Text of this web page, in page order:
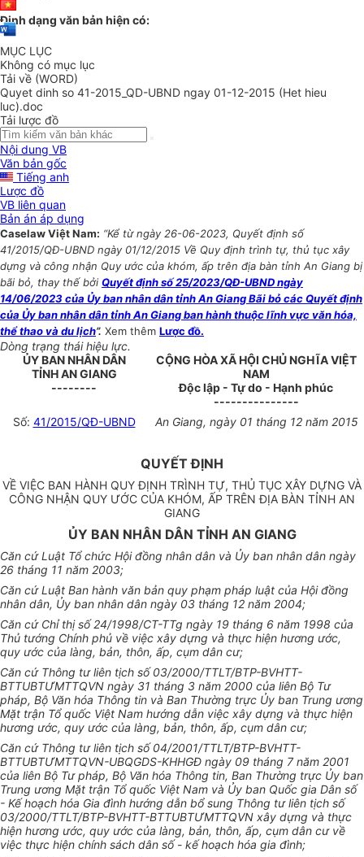
Định dạng văn bản hiện có:
MỤC LỤC
Không có mục lục
Tải về (WORD)
Quyet dinh so 41-2015_QD-UBND ngay 01-12-2015 (Het hieu
luc).doc
Tải lược đồ
Nội dung VB
Văn bản gốc
Tiếng anh
Lược đồ
VB liên quan
Bản án áp dụng
Caselaw Việt Nam: “Kể từ ngày 26-06-2023, Quyết định số
41/2015/QĐ-UBND ngày 01/12/2015 Về Quy định trình tự, thủ tục xây
dựng và công nhận Quy ước của khóm, ấp trên địa bàn tỉnh An Giang bị
bãi bỏ, thay thế bởi Quyết định số 25/2023/QĐ-UBND ngày
14/06/2023 của Ủy ban nhân dân tỉnh An Giang Bãi bỏ các Quyết định
của Ủy ban nhân dân tỉnh An Giang ban hành thuộc lĩnh vực văn hóa,
thể thao và du lịch”. Xem thêm Lược đồ.
Dòng trạng thái hiệu lực.
ỦY BAN NHÂN DÂN
TỈNH AN GIANG
--------
CỘNG HÒA XÃ HỘI CHỦ NGHĨA VIỆT
NAM
Độc lập - Tự do - Hạnh phúc
---------------
Số: 41/2015/QĐ-UBND An Giang, ngày 01 tháng 12 năm 2015
QUYẾT ĐỊNH
VỀ VIỆC BAN HÀNH QUY ĐỊNH TRÌNH TỰ, THỦ TỤC XÂY DỰNG VÀ
CÔNG NHẬN QUY ƯỚC CỦA KHÓM, ẤP TRÊN ĐỊA BÀN TỈNH AN
GIANG
ỦY BAN NHÂN DÂN TỈNH AN GIANG
Căn cứ Luật Tổ chức Hội đồng nhân dân và Ủy ban nhân dân ngày
26 tháng 11 năm 2003;
Căn cứ Luật Ban hành văn bản quy phạm pháp luật của Hội đồng
nhân dân, Ủy ban nhân dân ngày 03 tháng 12 năm 2004;
Căn cứ Chỉ thị số 24/1998/CT-TTg ngày 19 tháng 6 năm 1998 của
Thủ tướng Chính phủ về việc xây dựng và thực hiện hương ước,
quy ước của làng, bản, thôn, ấp, cụm dân cư;
Căn cứ Thông tư liên tịch số 03/2000/TTLT/BTP-BVHTT-
BTTUBTƯMTTQVN ngày 31 tháng 3 năm 2000 của liên Bộ Tư
pháp, Bộ Văn hóa Thông tin và Ban Thường trực Ủy ban Trung ương
Mặt trận Tổ quốc Việt Nam hướng dẫn việc xây dựng và thực hiện
hương ước, quy ước của làng, bản, thôn, ấp, cụm dân cư;
Căn cứ Thông tư liên tịch số 04/2001/TTLT/BTP-BVHTT-
BTTUBTƯMTTQVN-UBQGDS-KHHGĐ ngày 09 tháng 7 năm 2001
của liên Bộ Tư pháp, Bộ Văn hóa Thông tin, Ban Thường trực Ủy ban
Trung ương Mặt trận Tổ quốc Việt Nam và Ủy ban Quốc gia Dân số
- Kế hoạch hóa Gia đình hướng dẫn bổ sung Thông tư liên tịch số
03/2000/TTLT/BTP-BVHTT-BTTUBTƯMTTQVN xây dựng và thực
hiện hương ước, quy ước của làng, bản, thôn, ấp, cụm dân cư về
việc thực hiện chính sách dân số - kế hoạch hóa gia đình;